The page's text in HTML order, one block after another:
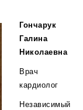
Гончарук
Галина
Николаевна
Врач
кардиолог
Независимый